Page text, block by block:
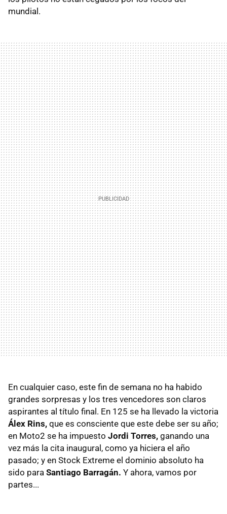
mundial.
En cualquier caso, este fin de semana no ha habido
grandes sorpresas y los tres vencedores son claros
aspirantes al título final. En 125 se ha llevado la victoria
Álex Rins, que es consciente que este debe ser su año;
en Moto2 se ha impuesto Jordi Torres, ganando una
vez más la cita inaugural, como ya hiciera el año
pasado; y en Stock Extreme el dominio absoluto ha
sido para Santiago Barragán. Y ahora, vamos por
partes...